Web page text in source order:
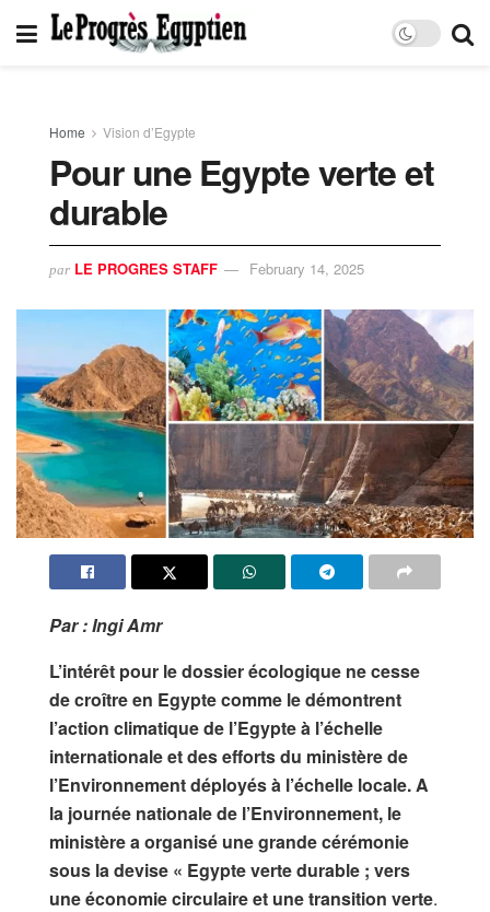
Home Vision d’Egypte
Pour une Egypte verte et
durable
par LE PROGRES STAFF February 14, 2025
Par : Ingi Amr
L’intérêt pour le dossier écologique ne cesse
de croître en Egypte comme le démontrent
l’action climatique de l’Egypte à l’échelle
internationale et des efforts du ministère de
l’Environnement déployés à l’échelle locale. A
la journée nationale de l’Environnement, le
ministère a organisé une grande cérémonie
sous la devise « Egypte verte durable ; vers
une économie circulaire et une transition verte.